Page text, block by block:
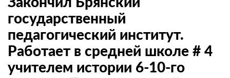
государственный
педагогический институт.
Работает в средней школе # 4
учителем истории 6-10-го